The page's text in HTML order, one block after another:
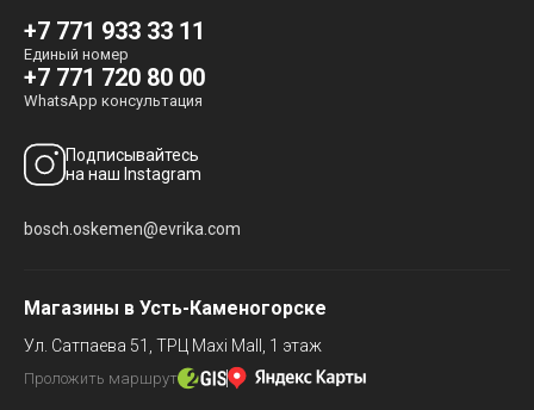
+7 771 933 33 11
Единый номер
+7 771 720 80 00
WhatsApp консультация
Подписывайтесь
на наш Instagram
bosch.oskemen@evrika.com
Магазины в Усть-Каменогорске
Ул. Сатпаева 51, ТРЦ Maxi Mall, 1 этаж
Проложить маршрут